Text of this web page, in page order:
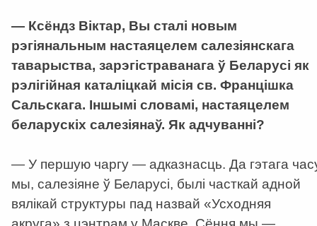
— Ксёндз Віктар, Вы сталі новым
рэгіянальным настаяцелем салезіянскага
таварыства, зарэгістраванага ў Беларусі як
рэлігійная каталіцкай місія св. Францішка
Сальскага. Іншымі словамі, настаяцелем
беларускіх салезіянаў. Як адчуванні?
— У першую чаргу — адказнасць. Да гэтага
мы, салезіяне ў Беларусі, былі часткай адной
вялікай структуры пад назвай «Усходняя